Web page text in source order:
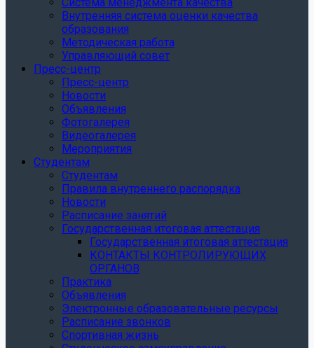
Внутренняя система оценки качества
образования
Методическая работа
Управляющий совет
Пресс-центр
Пресс-центр
Новости
Объявления
Фотогалерея
Видеогалерея
Мероприятия
Студентам
Студентам
Правила внутреннего распорядка
Новости
Расписание занятий
Государственная итоговая аттестация
Государственная итоговая аттестация
КОНТАКТЫ КОНТРОЛИРУЮЩИХ
ОРГАНОВ
Практика
Объявления
Электронные образовательные ресурсы
Расписание звонков
Спортивная жизнь